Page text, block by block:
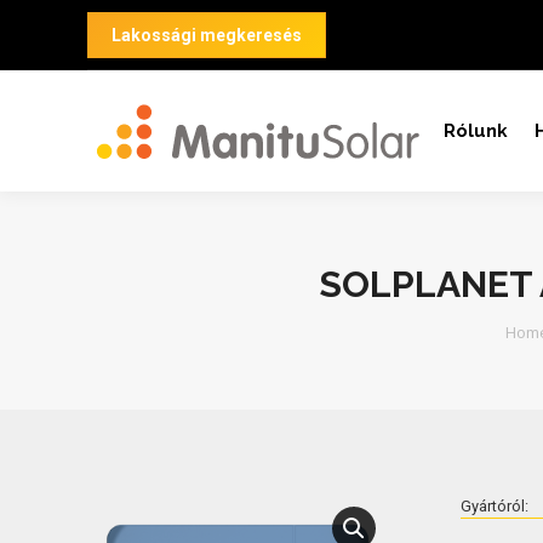
Lakossági megkeresés
Rólunk
SOLPLANET
You
Gyártóról: